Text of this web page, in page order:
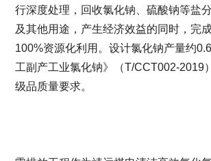
行深度处理，回收氯化钠、硫酸钠等盐
及其他用途，产生经济效益的同时，完
100%资源化利用。设计氯化钠产量约
工副产工业氯化钠》（T/CCT002-2019
级品质量要求。